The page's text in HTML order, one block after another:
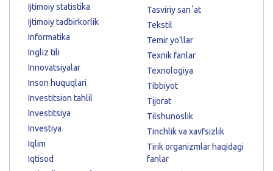
Ijtimoiy statistika
Ijtimoiy tadbirkorlik
Informatika
Ingliz tili
Innovatsiyalar
Inson huquqlari
Investitsion tahlil
Investitsiya
Investiya
Iqlim
Iqtisod
Tasviriy sanʼat
Tekstil
Temir yo'llar
Texnik fanlar
Texnologiya
Tibbiyot
Tijorat
Tilshunoslik
Tinchlik va xavfsizlik
Tirik organizmlar haqidagi
fanlar